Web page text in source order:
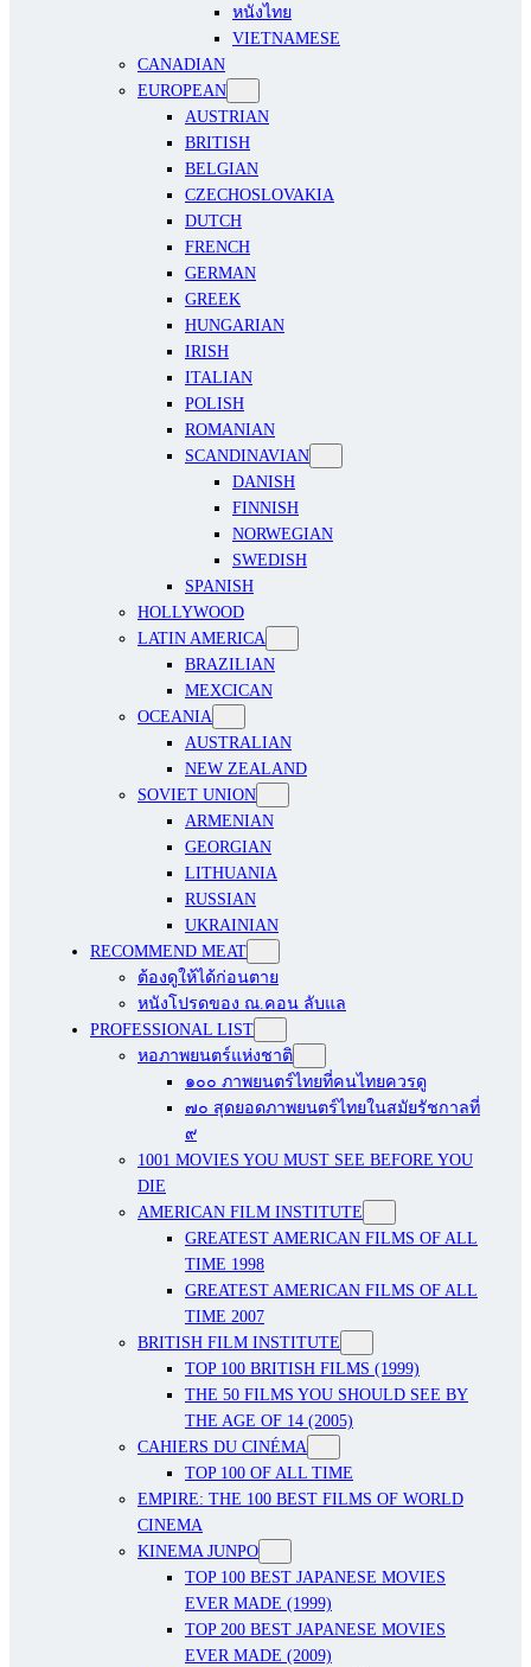
หนังไทย
VIETNAMESE
CANADIAN
EUROPEAN
AUSTRIAN
BRITISH
BELGIAN
CZECHOSLOVAKIA
DUTCH
FRENCH
GERMAN
GREEK
HUNGARIAN
IRISH
ITALIAN
POLISH
ROMANIAN
SCANDINAVIAN
DANISH
FINNISH
NORWEGIAN
SWEDISH
SPANISH
HOLLYWOOD
LATIN AMERICA
BRAZILIAN
MEXCICAN
OCEANIA
AUSTRALIAN
NEW ZEALAND
SOVIET UNION
ARMENIAN
GEORGIAN
LITHUANIA
RUSSIAN
UKRAINIAN
RECOMMEND MEAT
ต้องดูให้ได้ก่อนตาย
หนังโปรดของ ณ.คอน ลับแล
PROFESSIONAL LIST
หอภาพยนตร์แห่งชาติ
๑๐๐ ภาพยนตร์ไทยที่คนไทยควรดู
๗๐ สุดยอดภาพยนตร์ไทยในสมัยรัชกาลที่
๙
1001 MOVIES YOU MUST SEE BEFORE YOU
DIE
AMERICAN FILM INSTITUTE
GREATEST AMERICAN FILMS OF ALL
TIME 1998
GREATEST AMERICAN FILMS OF ALL
TIME 2007
BRITISH FILM INSTITUTE
TOP 100 BRITISH FILMS (1999)
THE 50 FILMS YOU SHOULD SEE BY
THE AGE OF 14 (2005)
CAHIERS DU CINÉMA
TOP 100 OF ALL TIME
EMPIRE: THE 100 BEST FILMS OF WORLD
CINEMA
KINEMA JUNPO
TOP 100 BEST JAPANESE MOVIES
EVER MADE (1999)
TOP 200 BEST JAPANESE MOVIES
EVER MADE (2009)